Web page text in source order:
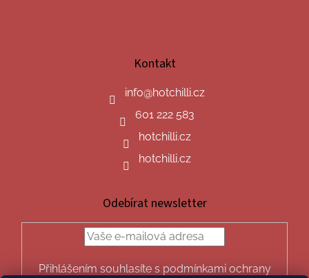
Kontakt
info@hotchilli.cz
601 222 583
hotchilli.cz
hotchilli.cz
Odebírat newsletter
Přihlášením souhlasíte s podmínkami ochrany